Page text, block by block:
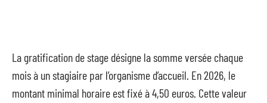
La gratification de stage désigne la somme versée chaque
mois à un stagiaire par l’organisme d’accueil. En 2026, le
montant minimal horaire est fixé à 4,50 euros. Cette valeur